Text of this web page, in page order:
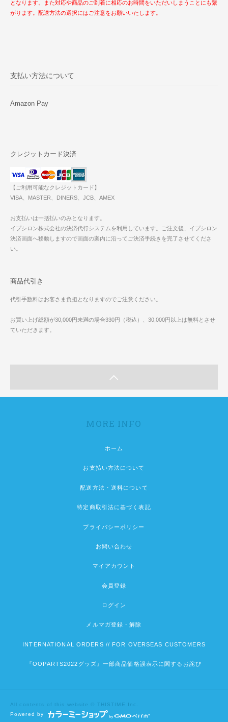
となります。また対応や商品のご到着に相応のお時間をいただいしまうことにも繋
がります。配送方法の選択にはご注意をお願いいたします。
支払い方法について
Amazon Pay
クレジットカード決済
【ご利用可能なクレジットカード】
VISA、MASTER、DINERS、JCB、AMEX
お支払いは一括払いのみとなります。
イプシロン株式会社の決済代行システムを利用しています。ご注文後、イプシロン
決済画面へ移動しますので画面の案内に沿ってご決済手続きを完了させてくださ
い。
商品代引き
代引手数料はお客さま負担となりますのでご注意ください。
お買い上げ総額が30,000円未満の場合330円（税込）、30,000円以上は無料とさせ
ていただきます。
MORE INFO
ホーム
お支払い方法について
配送方法・送料について
特定商取引法に基づく表記
プライバシーポリシー
お問い合わせ
マイアカウント
会員登録
ログイン
メルマガ登録・解除
INTERNATIONAL ORDERS // FOR OVERSEAS CUSTOMERS
『OOPARTS2022グッズ』一部商品価格誤表示に関するお詫び
All contents of this website © THISTIME Inc.
Powered by